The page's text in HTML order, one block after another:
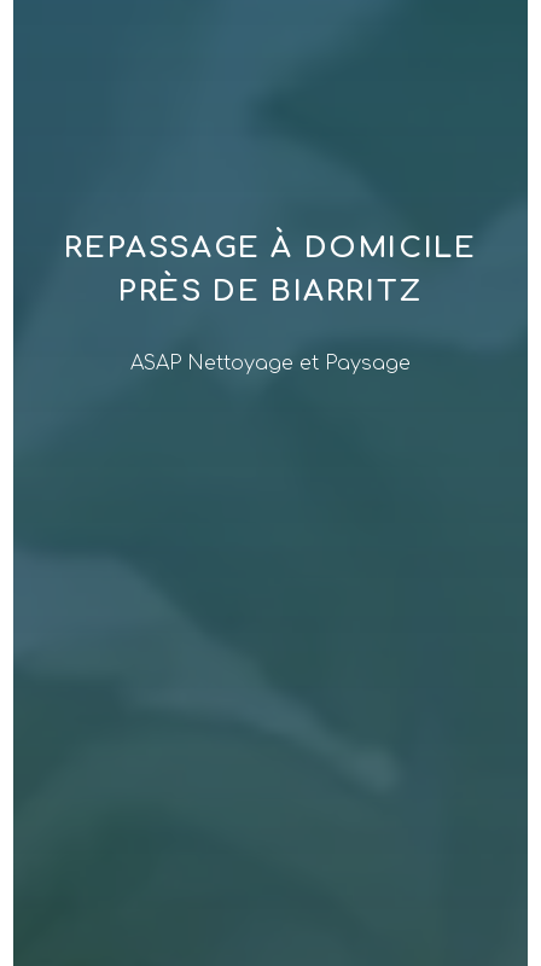
REPASSAGE À DOMICILE
PRÈS DE BIARRITZ
ASAP Nettoyage et Paysage